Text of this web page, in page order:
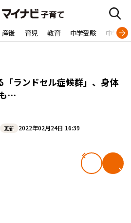
産後 育児 教育 中学受験 中学生
ランドセル症候群」、身体
…
更新 2022年02月24日 16:39